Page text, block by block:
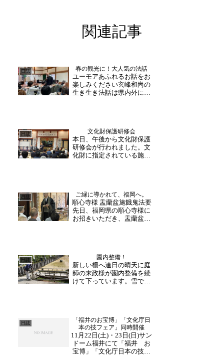
関連記事
日誌 春の観光に！大人気の法話
ユーモアあふれるお話をお
楽しみください玄峰和尚の
生き生き法話は県内外に大
おり、一緒にご参加いただ
いております。″一に掃除
二に笑顔 三四元気にお...
日誌 文化財保護研修会
本日、午後から文化財保護
研修会が行われました。文
化財に指定されている施設
合様の挨拶から始まり、文
化庁文化資源活用課・竹内
様により「禅宗様建築の展
開に...
日誌 ご縁に導かれて、福岡へ。
順心寺様 盂蘭盆施餓鬼法要
先日、福岡県の順心寺様に
お招きいただき、盂蘭盆施
様です。久しぶりの再会に
喜びを感じるとともに、修
行時代の思い出も交えな...
日誌 園内整備！
新しい柵へ連日の晴天に庭
師の末政様が園内整備を続
けて下っています。雪で折
して下さっています。傷ん
だ竹を外し、杭も新しい物
へ。杭の間隔や高さを確認
し...
日誌
「福井のお宝博」「文化庁日
本の技フェア」同時開催
11月22日(土)・23日(日)サン
ドーム福井にて「福井 お
宝博」「文化庁日本の技フ